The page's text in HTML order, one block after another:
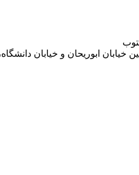
(ساختمان فروردین)، طبقۀ دوم، واحد 8 ، روابط عمومی مؤسسه پژوهی میراث مکتوب؛